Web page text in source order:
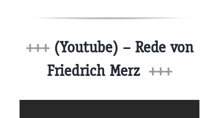
+++ (Youtube) – Rede von
Friedrich Merz +++